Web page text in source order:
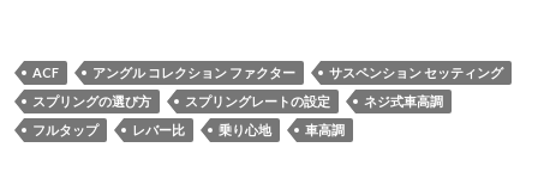
ACF アングル コレクション ファクター
サスペンション セッティング
スプリングの選び方
スプリングレートの設定
ネジ式車高調
フルタップ
レバー比 乗り心地 車高調